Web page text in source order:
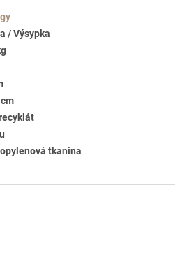
/ Výsypka
tkanina